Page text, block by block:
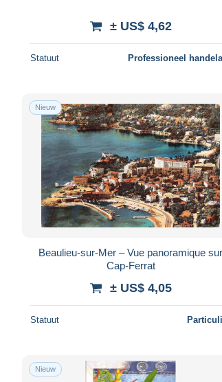
± US$ 4,62
Statuut Professioneel
Nieuw
Beaulieu-sur-Mer – Vue panoramique sur
Cap-Ferrat
± US$ 4,05
Statuut
Nieuw